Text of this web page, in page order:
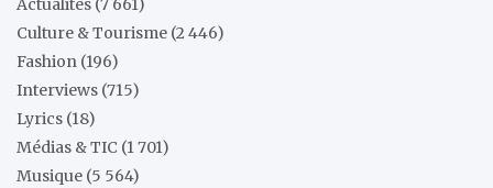
Actualités (7 661)
Culture & Tourisme (2 446)
Fashion (196)
Interviews (715)
Lyrics (18)
Médias & TIC (1 701)
Musique (5 564)